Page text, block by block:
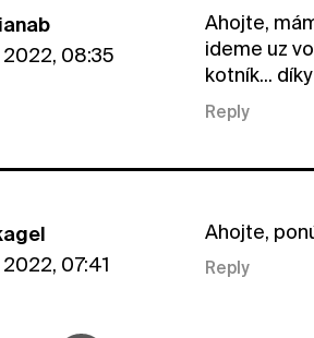
2022, 08:35
Ahojte,
ideme uz
kotník... díky
Reply
2022, 07:41
Ahojte,
Reply